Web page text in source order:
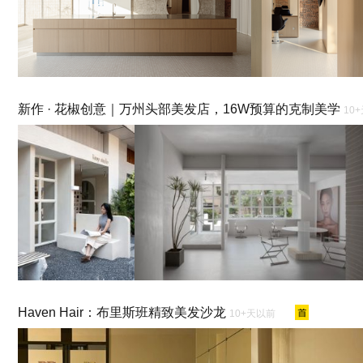
新作 · 花椒创意｜万州头部美发店，16W预算的克制美学 10+
Haven Hair：布里斯班精致美发沙龙 10+天以前